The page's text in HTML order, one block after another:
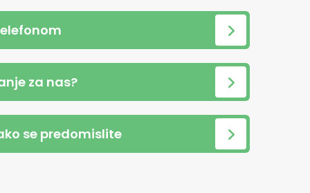
za nas?
se predomislite